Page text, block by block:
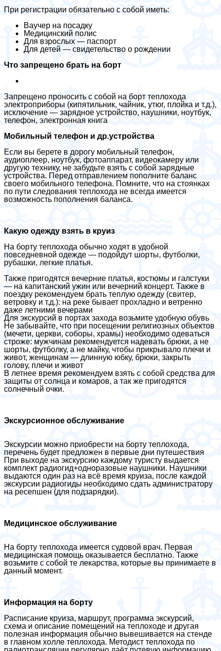
При регистрации обязательно с собой иметь:
Ваучер на посадку
Медицинский полис
Для взрослых — паспорт
Для детей — свидетельство о рождении
Что запрещено брать на борт
Запрещено проносить с собой на борт теплохода
электроприборы (кипятильник, чайник, утюг, плойка и т.д.),
исключение — зарядное устройство, наушники, ноутбук,
телефон, электронная книга
Мобильный телефон и др.устройства
Если вы берете в дорогу мобильный телефон,
аудиоплеер, ноутбук, фотоаппарат, видеокамеру или
другую технику, не забудьте взять с собой зарядные
устройства. Перед отправлением пополните баланс
своего мобильного телефона. Помните, что на стоянках
по пути следования теплохода не всегда имеется
возможность пополнения баланса.
Какую одежду взять в круиз
На борту теплохода обычно ходят в удобной
повседневной одежде — подойдут шорты, футболки,
рубашки, легкие платья.
Также пригодятся вечерние платья, костюмы и галстуки
— на капитанский ужин или вечерний концерт. Также в
поездку рекомендуем брать теплую одежду (свитер,
ветровку и т.д.): на реке бывает прохладно и ветренно
даже летними вечерами
Для экскурсий в портах захода возьмите удобную обувь
Не забывайте, что при посещении религиозных объектов
(мечети, церкви, соборы, храмы) необходимо одеваться
строже: мужчинам рекомендуется надевать брюки, а не
шорты, футболку, а не майку, чтобы прикрывало плечи и
живот, женщинам — длинную юбку, брюки, закрыть
голову, плечи и живот
В летнее время рекомендуем взять с собой средства для
защиты от солнца и комаров, а так же пригодятся
солнечный очки.
Экскурсионное обслуживание
Экскурсии можно приобрести на борту теплохода,
перечень будет предложен в первые дни путешествия
При выходе на экскурсию каждому туристу выдается
комплект радиогид+одноразовые наушники. Наушники
выдаются один раз на всё время круиза, после каждой
экскурсии радиогиды необходимо сдать администратору
на ресепшен (для подзарядки).
Медицинское обслуживание
На борту теплохода имеется судовой врач. Первая
медицинская помощь оказывается бесплатно. Также
возьмите с собой те лекарства, которые вы принимаете в
данный момент.
Информация на борту
Расписание круиза, маршрут, программа экскурсий,
схема и описание помещений на теплоходе и другая
полезная информация обычно вывешивается на стенде
в главном холле теплохода. Методист теплохода по